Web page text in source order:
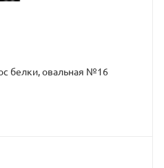
белки, овальная №16